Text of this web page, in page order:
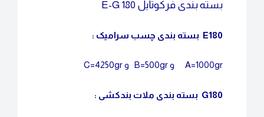
بسته بندی‎ فرکوتایل E-G 180
E180 بسته بندی چسب سرامیک :
A=1000gr و B=500gr و C=4250gr
G180 بسته بندی ملات بندکشی :